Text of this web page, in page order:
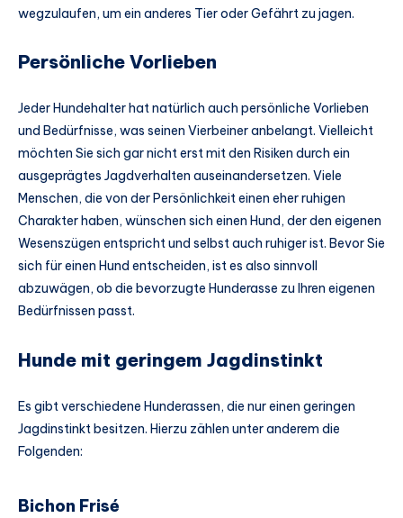
wegzulaufen, um ein anderes Tier oder Gefährt zu jagen.
Persönliche Vorlieben
Jeder Hundehalter hat natürlich auch persönliche Vorlieben
und Bedürfnisse, was seinen Vierbeiner anbelangt. Vielleicht
möchten Sie sich gar nicht erst mit den Risiken durch ein
ausgeprägtes Jagdverhalten auseinandersetzen. Viele
Menschen, die von der Persönlichkeit einen eher ruhigen
Charakter haben, wünschen sich einen Hund, der den eigenen
Wesenszügen entspricht und selbst auch ruhiger ist. Bevor Sie
sich für einen Hund entscheiden, ist es also sinnvoll
abzuwägen, ob die bevorzugte Hunderasse zu Ihren eigenen
Bedürfnissen passt.
Hunde mit geringem Jagdinstinkt
Es gibt verschiedene Hunderassen, die nur einen geringen
Jagdinstinkt besitzen. Hierzu zählen unter anderem die
Folgenden:
Bichon Frisé